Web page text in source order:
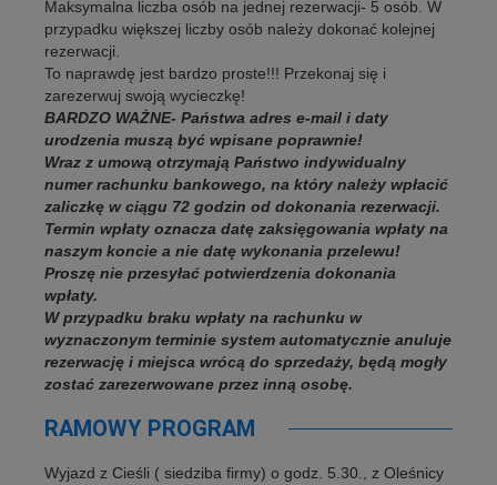
Maksymalna liczba osób na jednej rezerwacji- 5 osób. W
przypadku większej liczby osób należy dokonać kolejnej
rezerwacji.
To naprawdę jest bardzo proste!!! Przekonaj się i
zarezerwuj swoją wycieczkę!
BARDZO WAŻNE- Państwa adres e-mail i daty
urodzenia muszą być wpisane poprawnie!
Wraz z umową otrzymają Państwo indywidualny
numer rachunku bankowego, na który należy wpłacić
zaliczkę w ciągu 72 godzin od dokonania rezerwacji.
Termin wpłaty oznacza datę zaksięgowania wpłaty na
naszym koncie a nie datę wykonania przelewu!
Proszę nie przesyłać potwierdzenia dokonania
wpłaty.
W przypadku braku wpłaty na rachunku w
wyznaczonym terminie system automatycznie anuluje
rezerwację i miejsca wrócą do sprzedaży, będą mogły
zostać zarezerwowane przez inną osobę.
RAMOWY PROGRAM
Wyjazd z Cieśli ( siedziba firmy) o godz. 5.30., z Oleśnicy